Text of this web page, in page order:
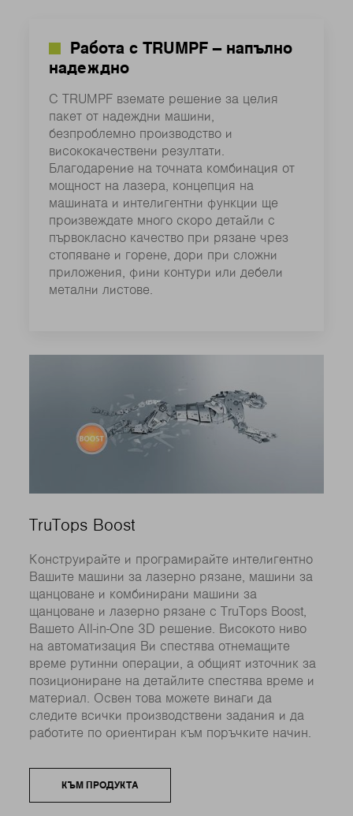
Работа с TRUMPF – напълно
надеждно
С TRUMPF вземате решение за целия
пакет от надеждни машини,
безпроблемно производство и
висококачествени резултати.
Благодарение на точната комбинация от
мощност на лазера, концепция на
машината и интелигентни функции ще
произвеждате много скоро детайли с
първокласно качество при рязане чрез
стопяване и горене, дори при сложни
приложения, фини контури или дебели
метални листове.
TruTops Boost
Конструирайте и програмирайте интелигентно
Вашите машини за лазерно рязане, машини за
щанцоване и комбинирани машини за
щанцоване и лазерно рязане с TruTops Boost,
Вашето All-in-One 3D решение. Високото ниво
на автоматизация Ви спестява отнемащите
време рутинни операции, а общият източник за
позициониране на детайлите спестява време и
материал. Освен това можете винаги да
следите всички производствени задания и да
работите по ориентиран към поръчките начин.
КЪМ ПРОДУКТА